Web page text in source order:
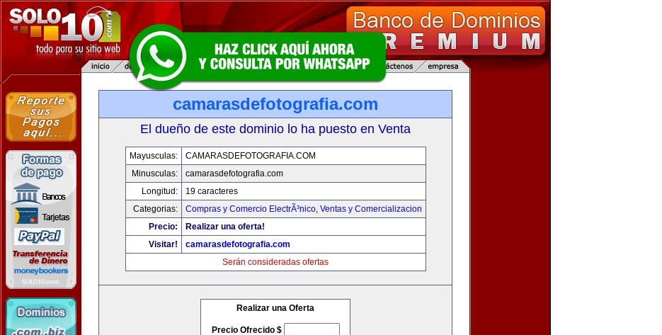
camarasdefotografia.com
El dueño de este dominio lo ha puesto en Venta
Mayusculas:
CAMARASDEFOTOGRAFIA.COM
Minusculas:
camarasdefotografia.com
Longitud:
19 caracteres
Categorias:
Compras y Comercio ElectrÃ³nico, Ventas y Comercializacion
Precio:
Realizar una oferta!
Visitar!
camarasdefotografia.com
Serán consideradas ofertas
Realizar una Oferta
Precio Ofrecido $